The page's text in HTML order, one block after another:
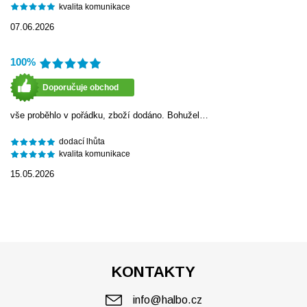
kvalita komunikace
07.06.2026
100%
Doporučuje obchod
vše proběhlo v pořádku, zboží dodáno. Bohužel…
dodací lhůta
kvalita komunikace
15.05.2026
KONTAKTY
info@halbo.cz